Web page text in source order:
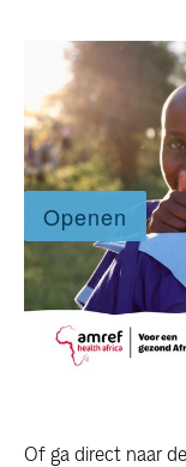
Of ga direct naar de